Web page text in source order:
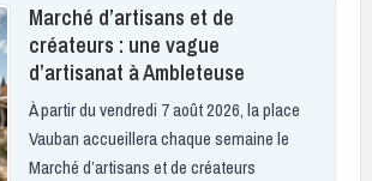
Marché d’artisans et de
créateurs : une vague
d’artisanat à Ambleteuse
À partir du vendredi 7 août 2026, la place
Vauban accueillera chaque semaine le
Marché d’artisans et de créateurs